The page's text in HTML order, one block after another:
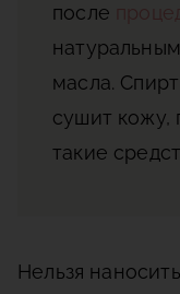
после
масла.
сушит кожу,
такие
Нельзя